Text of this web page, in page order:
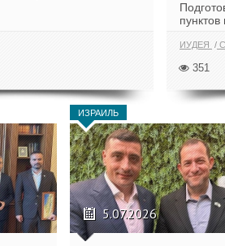
ИУДЕЯ
351
ИЗРАИЛЬ
5.07.2026